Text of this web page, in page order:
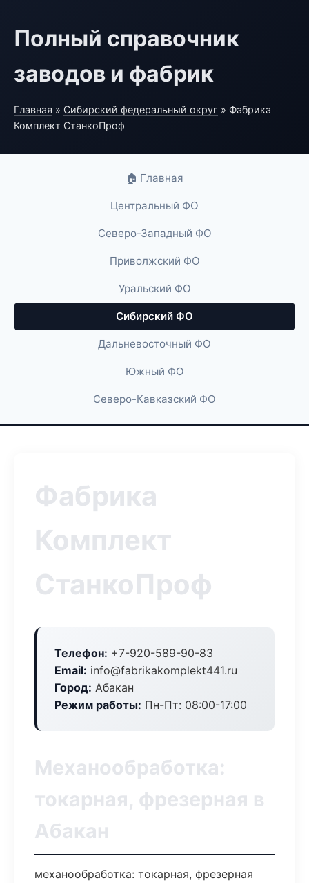
Полный справочник
заводов и фабрик
Главная » Сибирский федеральный округ » Фабрика
Комплект СтанкоПроф
🏠 Главная
Центральный ФО
Северо-Западный ФО
Приволжский ФО
Уральский ФО
Сибирский ФО
Дальневосточный ФО
Южный ФО
Северо-Кавказский ФО
Фабрика
Комплект
СтанкоПроф
Телефон: +7-920-589-90-83
Email: info@fabrikakomplekt441.ru
Город: Абакан
Режим работы: Пн-Пт: 08:00-17:00
Механообработка:
токарная, фрезерная в
Абакан
механообработка: токарная, фрезерная